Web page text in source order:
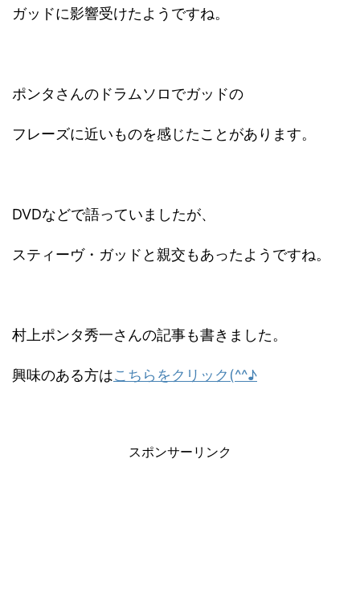
ガッドに影響受けたようですね。
ポンタさんのドラムソロでガッドの
フレーズに近いものを感じたことがあります。
DVDなどで語っていましたが、
スティーヴ・ガッドと親交もあったようですね。
村上ポンタ秀一さんの記事も書きました。
興味のある方はこちらをクリック(^^♪
スポンサーリンク